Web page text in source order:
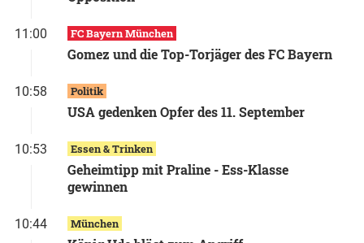
11:00 FC Bayern München
Gomez und die Top-Torjäger des FC Bayern
10:58 Politik
USA gedenken Opfer des 11. September
10:53 Essen & Trinken
Geheimtipp mit Praline - Ess-Klasse
gewinnen
10:44 München